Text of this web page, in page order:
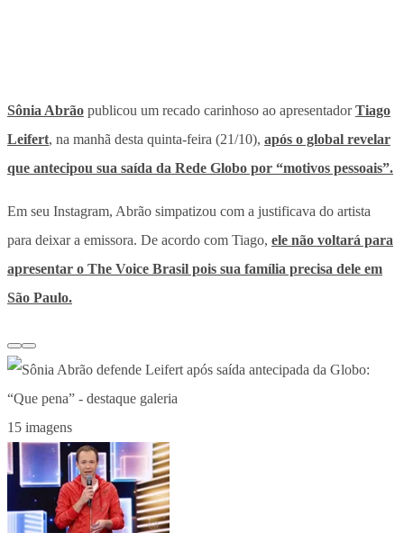
Sônia Abrão publicou um recado carinhoso ao apresentadorTiago
Leifert, na manhã desta quinta-feira (21/10), após o global revelar
que antecipou sua saída da Rede Globo por “motivos pessoais”.
Em seu Instagram, Abrão simpatizou com a justificava do artista
para deixar a emissora. De acordo com Tiago, ele não voltará para
apresentar o The Voice Brasil pois sua família precisa dele em
São Paulo.
15 imagens